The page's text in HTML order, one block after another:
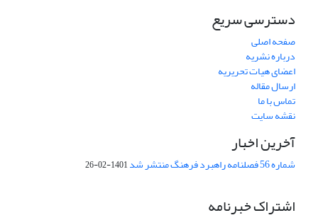
دسترسی سریع
صفحه اصلی
درباره نشریه
اعضای هیات تحریریه
ارسال مقاله
تماس با ما
نقشه سایت
آخرین اخبار
شماره 56 فصلنامه راهبرد فرهنگ منتشر شد 1401-02-26
اشتراک خبرنامه